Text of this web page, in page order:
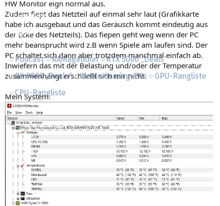
Leserartikel
Regeln
Podcast RAMageddon
RTX 5000 „Deals“
RX 9000 „Deals“
Ideale Gaming-PCs
GPU-Rangliste
CPU-Rangliste
HW Monitor eign normal aus.
Zudem fiept das Netzteil auf einmal sehr laut (Grafikkarte
habe ich ausgebaut und das Geräusch kommt eindeutig aus
der Ecke des Netzteils). Das fiepen geht weg wenn der PC
mehr beansprucht wird z.B wenn Spiele am laufen sind. Der
PC schaltet sich dann aber trotzdem manchmal einfach ab.
Inwiefern das mit der Belastung und/oder der Temperatur
zusammenhängt erschließt sich mir nicht.
Mein System: